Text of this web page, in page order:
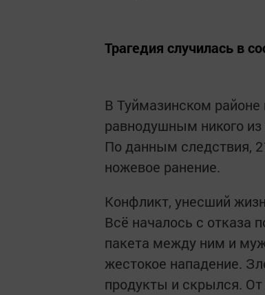
Трагедия случилась в
В Туймазинском районе
равнодушным никого
По данным следствия,
ножевое ранение.
Конфликт, унесший
Всё началось с отказа
пакета между ним и
жестокое нападение.
продукты и скрылся.